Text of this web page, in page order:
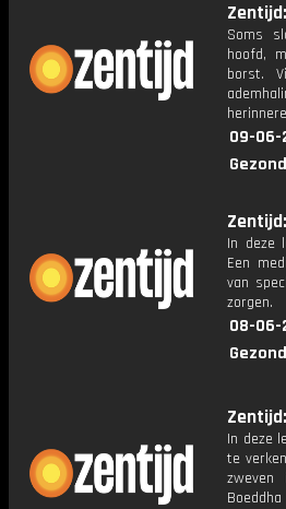
Soms
hoofd,
borst.
09-06-
In deze
Een
van
zorgen.
08-06-
In deze
te